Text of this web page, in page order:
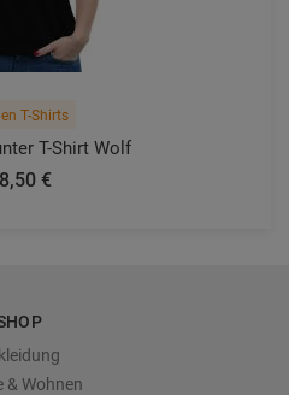
T-Shirts
T-Shirt Wolf
€
& Wohnen